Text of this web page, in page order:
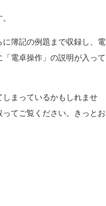
簿記の例題まで収録し、電
電卓操作」の説明が入って
まっているかもしれませ
てご覧ください。きっとお